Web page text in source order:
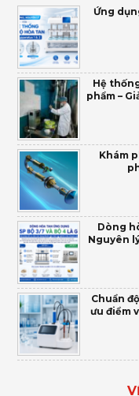
Ứng
Hệ
phẩm –
Khám
Dòng
Nguyên
Chuẩn
ưu điểm